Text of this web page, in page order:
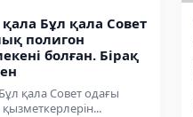
Бұл қала Совет
полигон
болған. Бірақ
қала Совет одағы